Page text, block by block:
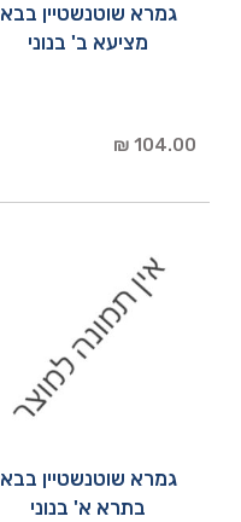
גמרא שוטנשטיין בבא
מציעא ב' בנוני
104.00 ₪
גמרא שוטנשטיין בבא
בתרא א' בנוני